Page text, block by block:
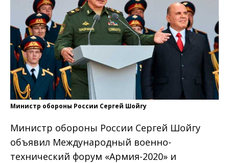
Министр обороны России Сергей Шойгу
Министр обороны России Сергей Шойгу
объявил Международный военно-
технический форум «Армия-2020» и